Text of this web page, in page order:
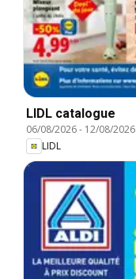
LIDL catalogue
06/08/2026- 12/08/2026
LIDL